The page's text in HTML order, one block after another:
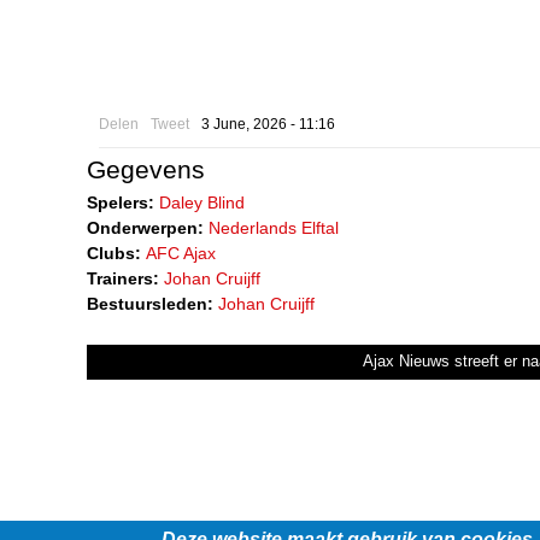
Delen Tweet 3 June, 2026 - 11:16
Gegevens
Spelers: Daley Blind
Onderwerpen: Nederlands Elftal
Clubs: AFC Ajax
Trainers: Johan Cruijff
Bestuursleden: Johan Cruijff
Ajax Nieuws streeft er